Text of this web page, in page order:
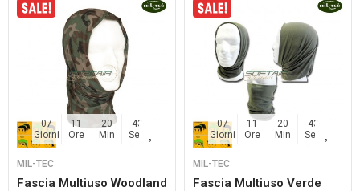
07
Giorni
11
Ore
20
Min
42
Sec
MIL-TEC
Fascia Multiuso Woodland
07
Giorni
11
Ore
20
Min
42
Sec
MIL-TEC
Fascia Multiuso Verde